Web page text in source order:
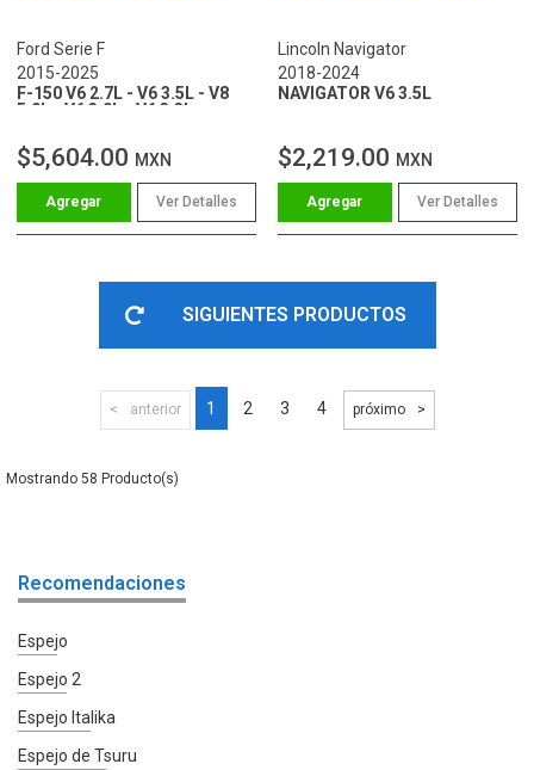
Ford Serie F
2015-2025
F-150 V6 2.7L - V6 3.5L - V8
5.0L - V6 3.0L - V6 3.3L
$5,604.00 MXN
Ver Detalles
Lincoln Navigator
2018-2024
NAVIGATOR V6 3.5L
$2,219.00 MXN
Ver Detalles
SIGUIENTES PRODUCTOS
anterior 1 2 3 4 próximo
58
Recomendaciones
Espejo
Espejo 2
Espejo Italika
Espejo de Tsuru